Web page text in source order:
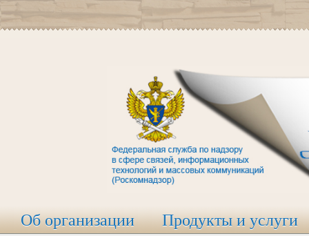
Об организации Продукты и услуги